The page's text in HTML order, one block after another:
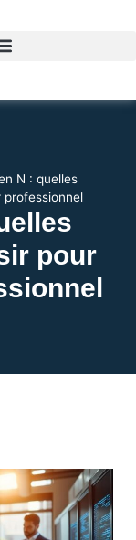
N : quelles
pour